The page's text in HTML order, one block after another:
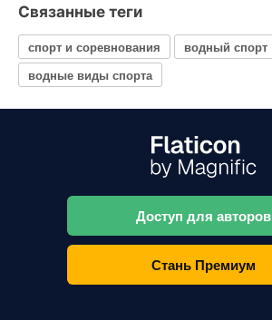
Связанные теги
спорт и соревнования
водный спорт
водные виды спорта
Доступ для авторов
Стань Премиум